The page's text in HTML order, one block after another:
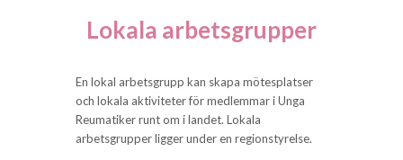
Lokala arbets­grupper
En lokal arbetsgrupp kan skapa mötesplatser
och lokala aktiviteter för medlemmar i Unga
Reumatiker runt om i landet. Lokala
arbetsgrupper ligger under en regionstyrelse.